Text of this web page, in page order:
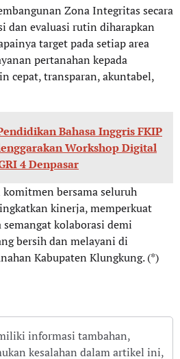
Zona Integritas secara
dan evaluasi rutin diharapkan
target pada setiap area
pertanahan kepada
cepat, transparan, akuntabel,
Bahasa Inggris FKIP
Workshop Digital
4 Denpasar
bersama seluruh
kinerja, memperkuat
kolaborasi demi
bersih dan melayani di
Kabupaten Klungkung. (*)
informasi tambahan,
kesalahan dalam artikel ini,